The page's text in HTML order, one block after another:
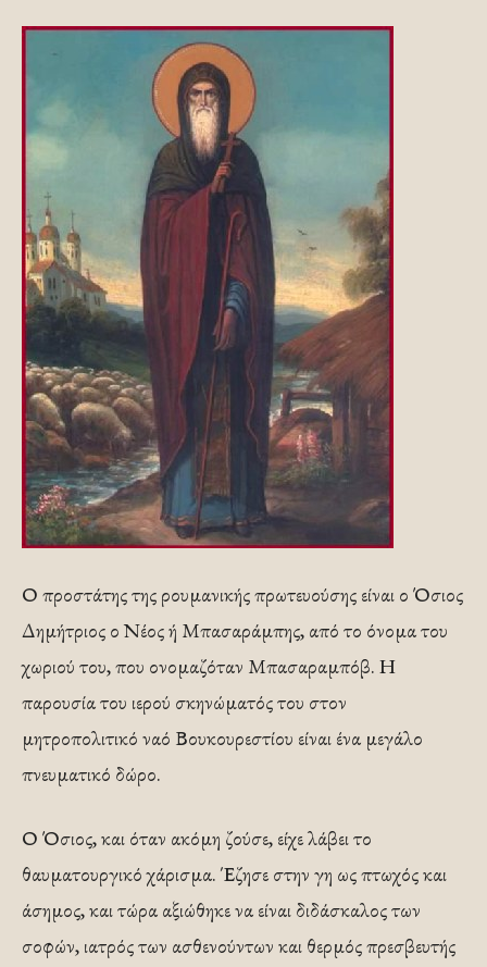
Ο προστάτης της ρουμανικής πρωτευούσης είναι ο Όσιος
Δημήτριος ο Νέος ή Μπασαράμπης, από το όνομα του
χωριού του, που ονομαζόταν Μπασαραμπόβ. Η
παρουσία του ιερού σκηνώματός του στον
μητροπολιτικό ναό Βουκουρεστίου είναι ένα μεγάλο
πνευματικό δώρο.
Ο Όσιος, και όταν ακόμη ζούσε, είχε λάβει το
θαυματουργικό χάρισμα. Έζησε στην γη ως πτωχός και
άσημος, και τώρα αξιώθηκε να είναι διδάσκαλος των
σοφών, ιατρός των ασθενούντων και θερμός πρεσβευτής